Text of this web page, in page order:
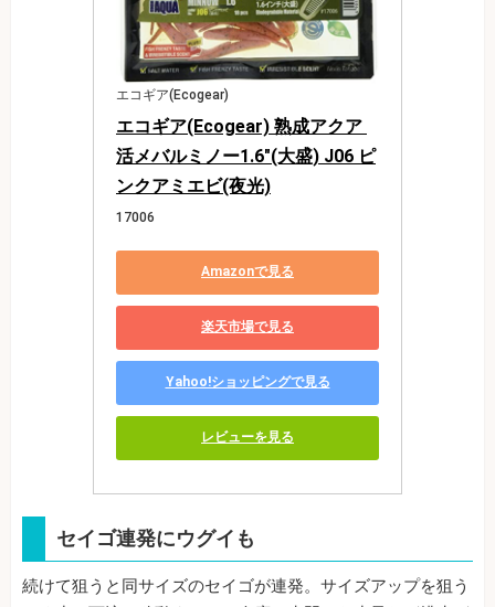
エコギア(Ecogear)
エコギア(Ecogear) 熟成アクア
活メバルミノー1.6"(大盛) J06 ピ
ンクアミエビ(夜光)
17006
Amazonで見る
楽天市場で見る
Yahoo!ショッピングで見る
レビューを見る
セイゴ連発にウグイも
続けて狙うと同サイズのセイゴが連発。サイズアップを狙う